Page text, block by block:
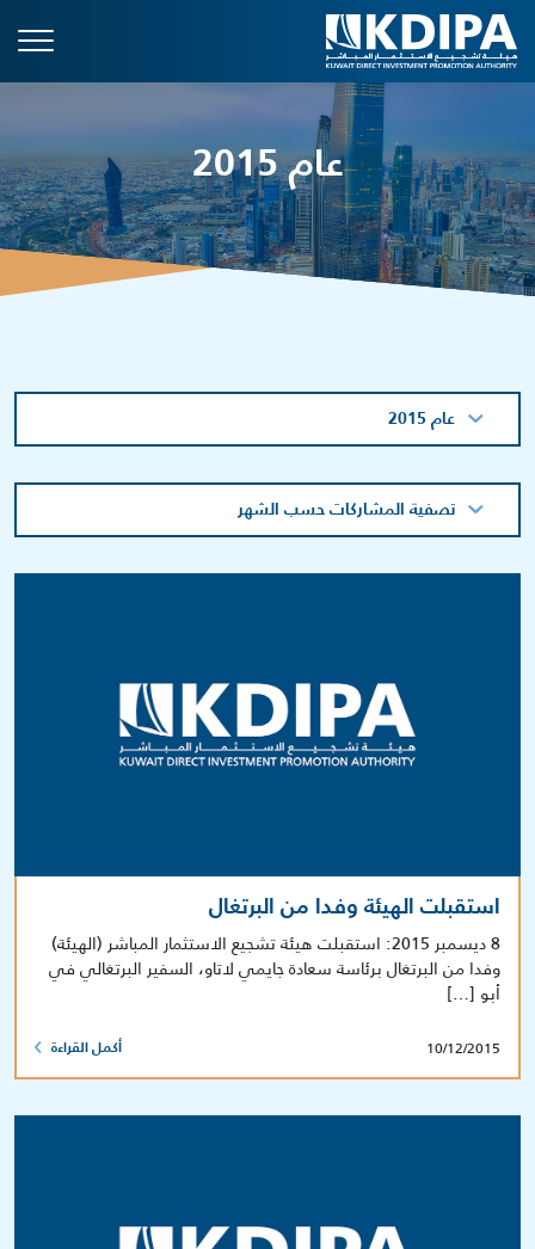
عام 2015
عام 2015
تصفية المشاركات حسب الشهر
استقبلت الهيئة وفدا من البرتغال
8 ديسمبر 2015: استقبلت هيئة تشجيع الاستثمار المباشر (الهيئة)
وفدا من البرتغال برئاسة سعادة جايمي لاتاو، السفير البرتغالي في
أبو […]
10/12/2015 أكمل القراءة